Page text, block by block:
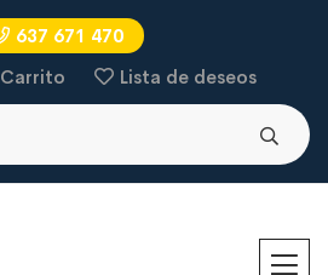
637 671 470
Carrito Lista de deseos